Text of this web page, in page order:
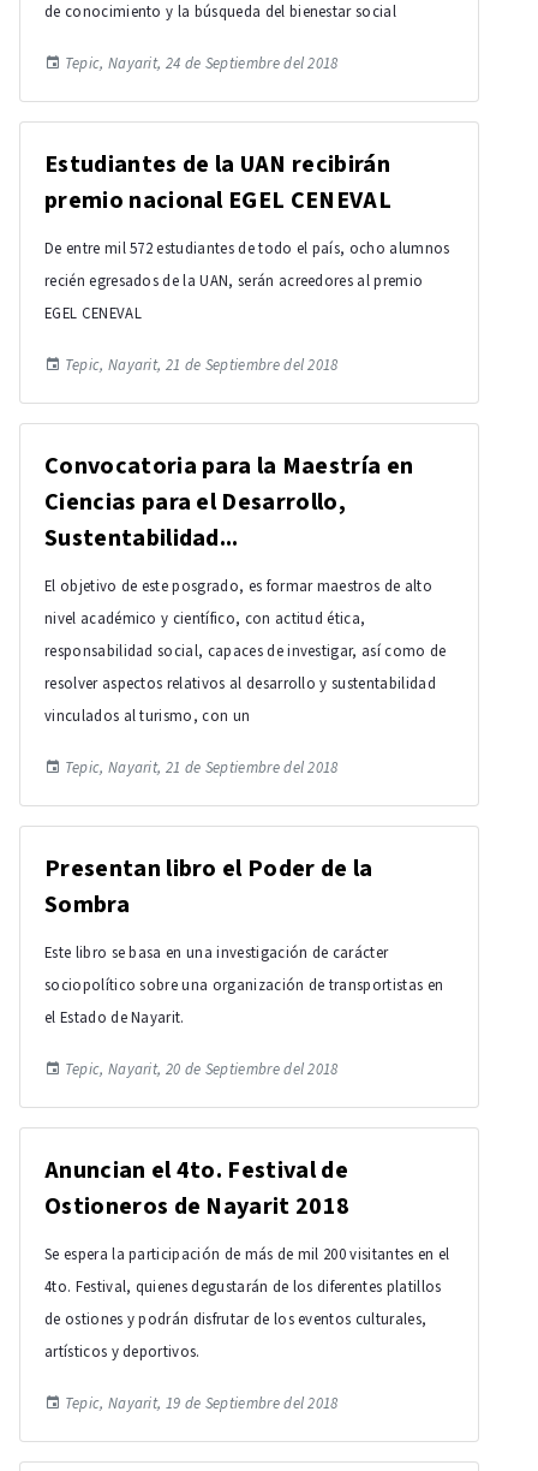
de conocimiento y la búsqueda del bienestar social
Tepic, Nayarit, 24 de Septiembre del 2018
Estudiantes de la UAN recibirán
premio nacional EGEL CENEVAL
De entre mil 572 estudiantes de todo el país, ocho alumnos
recién egresados de la UAN, serán acreedores al premio
EGEL CENEVAL
Tepic, Nayarit, 21 de Septiembre del 2018
Convocatoria para la Maestría en
Ciencias para el Desarrollo,
Sustentabilidad...
El objetivo de este posgrado, es formar maestros de alto
nivel académico y científico, con actitud ética,
responsabilidad social, capaces de investigar, así como de
resolver aspectos relativos al desarrollo y sustentabilidad
vinculados al turismo, con un
Tepic, Nayarit, 21 de Septiembre del 2018
Presentan libro el Poder de la
Sombra
Este libro se basa en una investigación de carácter
sociopolítico sobre una organización de transportistas en
el Estado de Nayarit.
Tepic, Nayarit, 20 de Septiembre del 2018
Anuncian el 4to. Festival de
Ostioneros de Nayarit 2018
Se espera la participación de más de mil 200 visitantes en el
4to. Festival, quienes degustarán de los diferentes platillos
de ostiones y podrán disfrutar de los eventos culturales,
artísticos y deportivos.
Tepic, Nayarit, 19 de Septiembre del 2018